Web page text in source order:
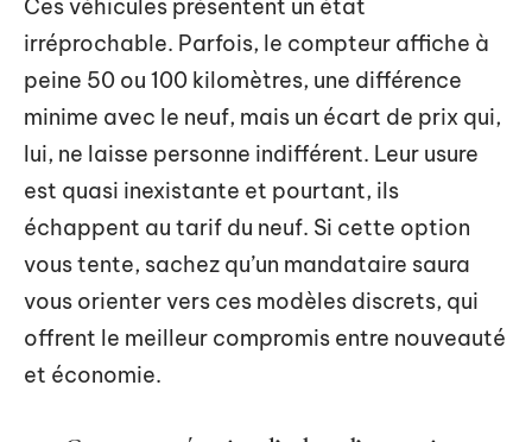
Ces véhicules présentent un état
irréprochable. Parfois, le compteur affiche à
peine 50 ou 100 kilomètres, une différence
minime avec le neuf, mais un écart de prix qui,
lui, ne laisse personne indifférent. Leur usure
est quasi inexistante et pourtant, ils
échappent au tarif du neuf. Si cette option
vous tente, sachez qu’un mandataire saura
vous orienter vers ces modèles discrets, qui
offrent le meilleur compromis entre nouveauté
et économie.